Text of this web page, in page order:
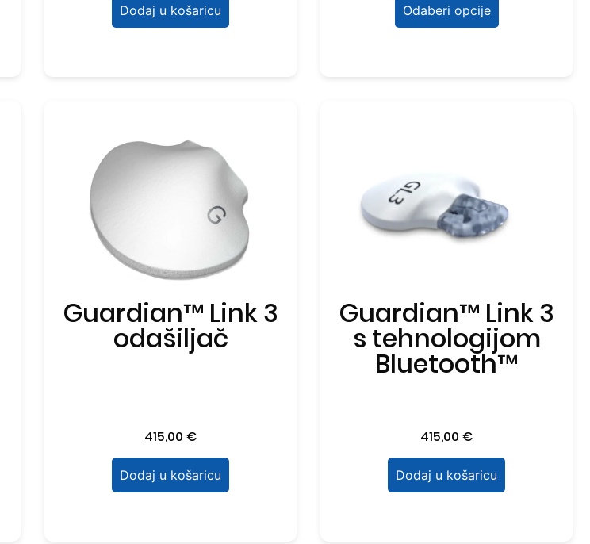
Dodaj u košaricu Odaberi opcije
Guardian™ Link 3
odašiljač
415,00 €
Dodaj u košaricu
Guardian™ Link 3
s tehnologijom
Bluetooth™
415,00 €
Dodaj u košaricu